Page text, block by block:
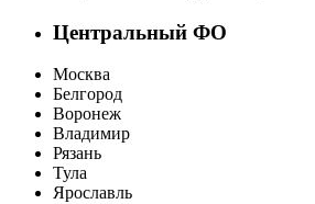
Центральный ФО
Москва
Белгород
Воронеж
Владимир
Рязань
Тула
Ярославль